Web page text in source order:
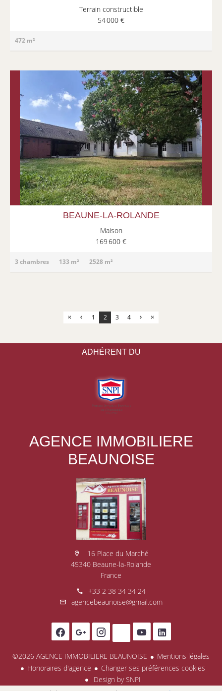
Terrain constructible
54 000 €
472 m²
BEAUNE-LA-ROLANDE
Maison
169 600 €
3 chambres 133 m² 2528 m²
1 2 3 4
ADHÉRENT DU
AGENCE IMMOBILIERE
BEAUNOISE
16 Place du Marché
45340 Beaune-la-Rolande
France
+33 2 38 34 34 24
agencebeaunoise@gmail.com
©2026 AGENCE IMMOBILIERE BEAUNOISE
Mentions légales
Honoraires d'agence
Changer ses préférences cookies
Design bySNPI